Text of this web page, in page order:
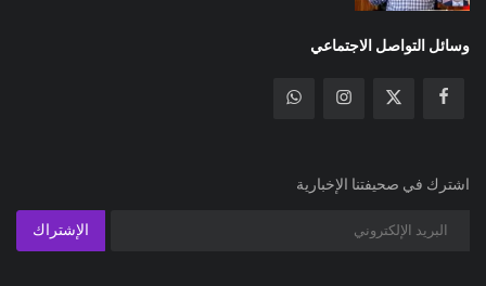
وسائل التواصل الاجتماعي
اشترك في صحيفتنا الإخبارية
الإشتراك